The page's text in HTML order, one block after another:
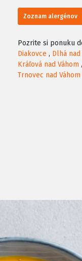
Zoznam alergénov
Pozrite si ponuku
Diakovce , Dlhá nad
Kráľová nad Váhom ,
Trnovec nad Váhom